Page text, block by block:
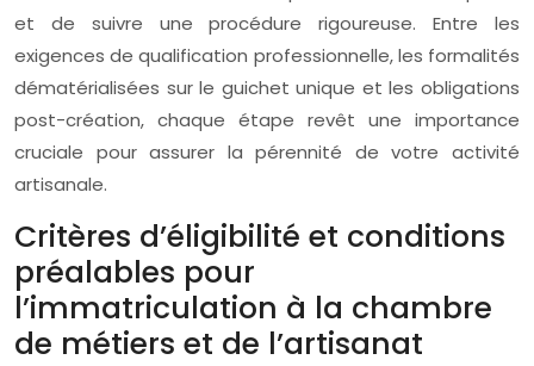
et de suivre une procédure rigoureuse. Entre les
exigences de qualification professionnelle, les formalités
dématérialisées sur le guichet unique et les obligations
post-création, chaque étape revêt une importance
cruciale pour assurer la pérennité de votre activité
artisanale.
Critères d’éligibilité et conditions
préalables pour
l’immatriculation à la chambre
de métiers et de l’artisanat